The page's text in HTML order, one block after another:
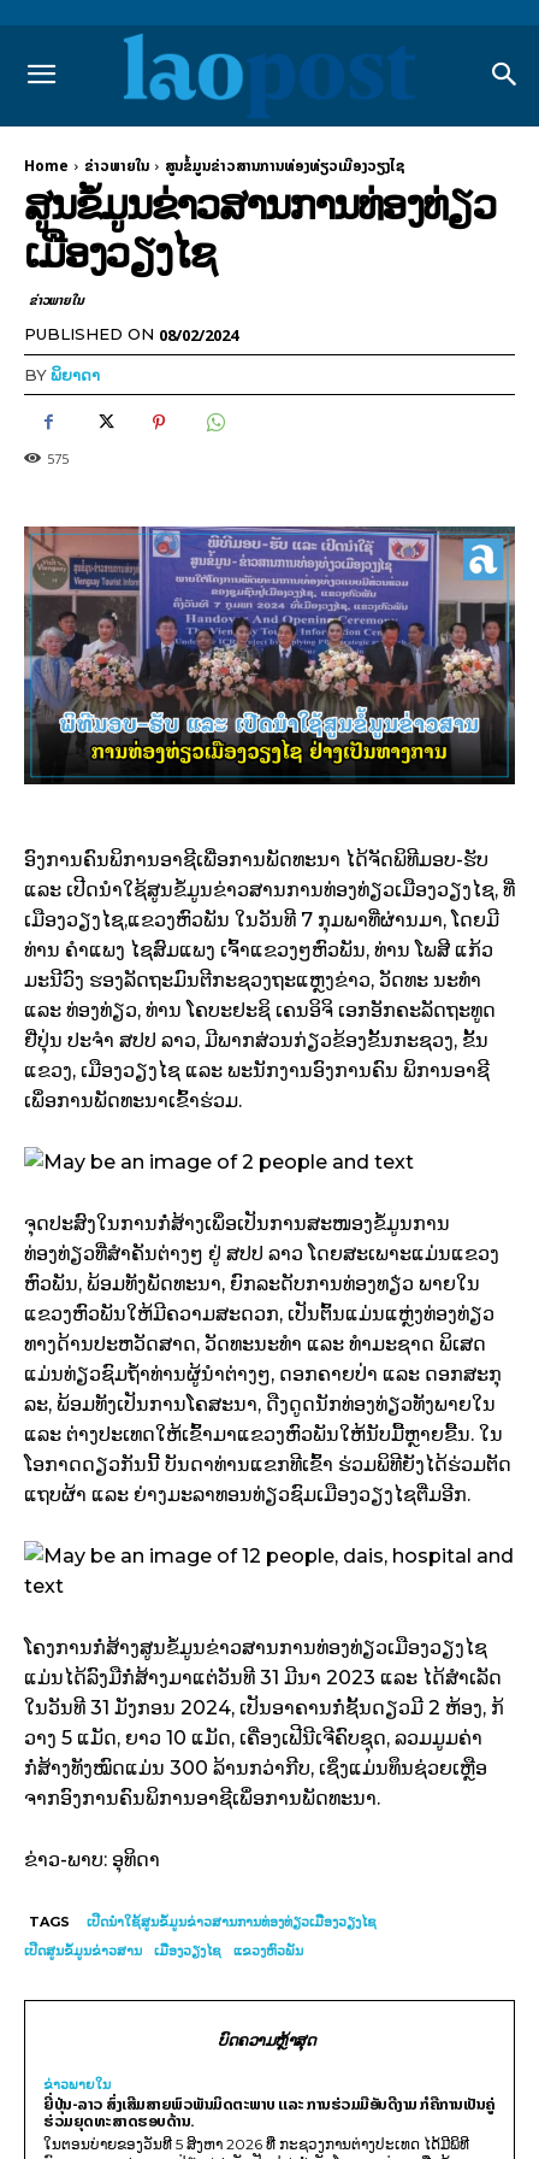
Home ຂ່າວພາຍ​ໃນ ສູນຂໍ້ມູນຂ່າວສານການທ່ອງທ່ຽວເມືອງວຽງໄຊ
ສູນຂໍ້ມູນຂ່າວສານການທ່ອງທ່ຽວ
ເມືອງວຽງໄຊ
ຂ່າວພາຍ​ໃນ
PUBLISHED ON 08/02/2024
BYພິຍາດາ
575
ອົງການຄົນພິການອາຊີເພື່ອການພັດທະນາ ໄດ້ຈັດພິທີມອບ-ຮັບ
ແລະ ເປີດນຳໃຊ້ສູນຂໍ້ມູນຂ່າວສານການທ່ອງທ່ຽວເມືອງວຽງໄຊ, ທີ່
ເມືອງວຽງໄຊ,ແຂວງຫົວພັນ ໃນວັນທີ 7 ກຸມພາທີ່ຜ່ານມາ, ໂດຍມີ
ທ່ານ ຄຳແພງ ໄຊສົມແພງ ເຈົ້າແຂວງໆຫົວພັນ, ທ່ານ ໂພສີ ແກ້ວ
ມະນີວົງ ຮອງລັດຖະມົນຕີກະຊວງຖະແຫຼງຂ່າວ, ວັດທະ ນະທຳ
ແລະ ທ່ອງທ່ຽວ, ທ່ານ ໂຄບະຢະຊິ ເຄນອິຈິ ເອກອັກຄະລັດຖະທູດ
ຢີ່ປຸ່ນ ປະຈຳ ສປປ ລາວ, ມີພາກສ່ວນກ່ຽວຂ້ອງຂັ້ນກະຊວງ, ຂັ້ນ
ແຂວງ, ເມືອງວຽງໄຊ ແລະ ພະນັກງານອົງການຄົນ ພິການອາຊີ
ເພຶ່ອການພັດທະນາເຂົ້າຮ່ວມ.
ຈຸດປະສົງໃນການກໍ່ສ້າງເພຶ່ອເປັນການສະໜອງຂໍ້ມູນການ
ທ່ອງທ່ຽວທີ່ສຳຄັນຕ່າງໆ ຢູ່ ສປປ ລາວ ໂດຍສະເພາະແມ່ນແຂວງ
ຫົວພັນ, ພ້ອມທັງພັດທະນາ, ຍົກລະດັບການທ່ອງທຽ່ວ ພາຍໃນ
ແຂວງຫົວພັນໃຫ້ມີຄວາມສະດວກ, ເປັນຕົ້ນແມ່ນແຫຼ່ງທ່ອງທ່ຽວ
ທາງດ້ານປະຫວັດສາດ, ວັດທະນະທຳ ແລະ ທຳມະຊາດ ພິເສດ
ແມ່ນທ່ຽວຊົມຖ້ຳທ່ານຜູ້ນຳຕ່າງໆ, ດອກຄາຍປ່າ ແລະ ດອກສະກຸ
ລະ, ພ້ອມທັງເປັນການໂຄສະນາ, ດືງດູດນັກທ່ອງທ່ຽວທັງພາຍໃນ
ແລະ ຕ່າງປະເທດໃຫ້ເຂົ້າມາແຂວງຫົວພັນໃຫ້ນັບມື້ຫຼາຍຂື້ນ. ໃນ
ໂອກາດດຽວກັນນີ້ ບັນດາທ່ານແຂກທີເຂົ້າ ຮ່ວມພິທີຍັງໄດ້ຮ່ວມຕັດ
ແຖບຜ້າ ແລະ ຍ່າງມະລາທອນທ່ຽວຊົມເມືອງວຽງໄຊຕື່ມອີກ.
ໂຄງການກໍ່ສ້າງສູນຂໍ້ມູນຂ່າວສານການທ່ອງທ່ຽວເມືອງວຽງໄຊ
ແມ່ນໄດ້ລົງມືກໍ່ສ້າງມາແຕ່ວັນທີ 31 ມີນາ 2023 ແລະ ໄດ້ສຳເລັດ
ໃນວັນທີ 31 ມັງກອນ 2024, ເປັນອາຄານກໍ່ຊັ້ນດຽວມີ 2 ຫ້ອງ, ກ້
ວາງ 5 ແມັດ, ຍາວ 10 ແມັດ, ເຄື່ອງເຟີນີເຈີຄົບຊຸດ, ລວມມູມຄ່າ
ກໍ່ສ້າງທັງໝົດແມ່ນ 300 ລ້ານກວ່າກີບ, ເຊິ່ງແມ່ນທຶນຊ່ວຍເຫຼືອ
ຈາກອົງການຄົນພິການອາຊີເພຶ່ອການພັດທະນາ.
ຂ່າວ-ພາບ: ອຸທິດາ
TAGS
ເປີດນຳໃຊ້ສູນຂໍ້ມູນຂ່າວສານການທ່ອງທ່ຽວເມືອງວຽງໄຊ
ເປີດສູນຂໍ້ມູນຂ່າວສານ
ເມືອງວຽງໄຊ ແຂວງຫົວພັນ
ບົດຄວາມຫຼ້າສຸດ
ຂ່າວພາຍ​ໃນ
ຍີ່ປຸ່ນ-ລາວ ສົ່ງເສີມສາຍພົວພັນມິດຕະພາບ ແລະ ການຮ່ວມມືອັນດີງາມ ກໍຄືການເປັນຄູ່
ຮ່ວມຍຸດທະສາດຮອບດ້ານ.
ໃນຕອນບ່າຍຂອງວັນທີ 5 ສິງຫາ 2026 ທີ່ ກະຊວງການຕ່າງປະເທດ ໄດ້ມີພິທີ